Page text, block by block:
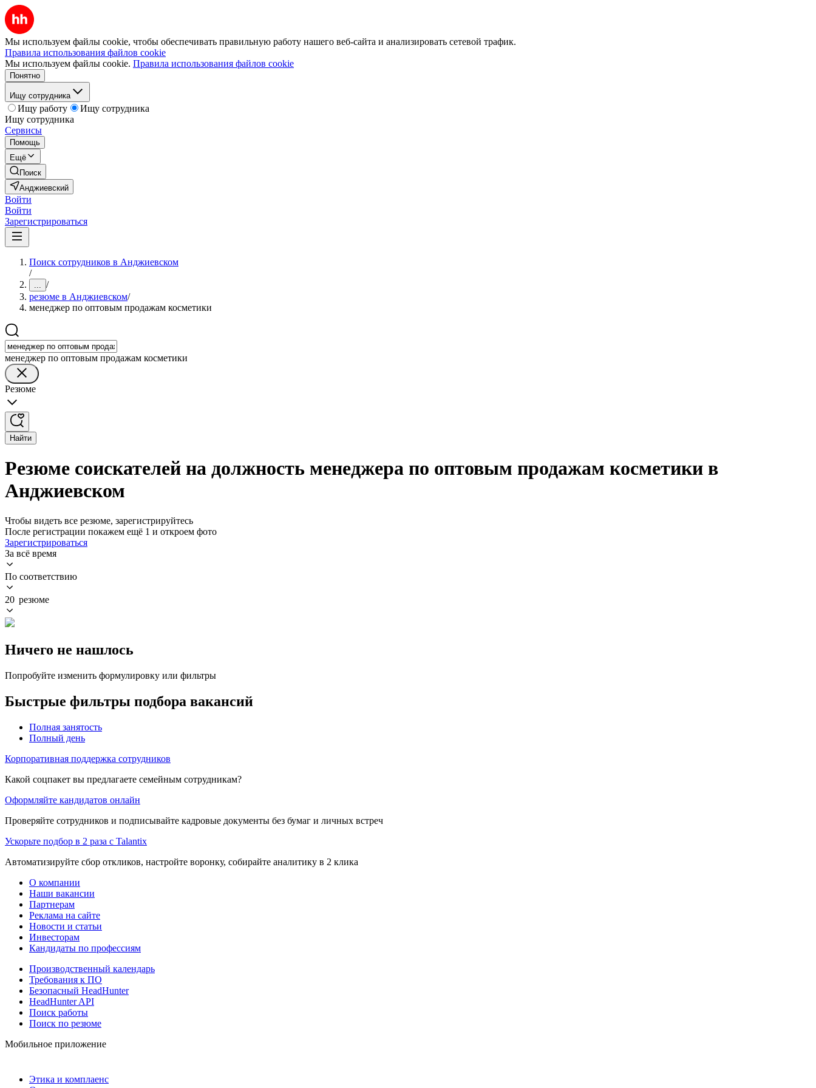
Мы используем файлы cookie, чтобы обеспечивать правильную работу нашего веб-сайта и анализировать сетевой трафик.
Правила использования файлов cookie
Мы используем файлы cookie. Правила использования файлов cookie
Понятно
Ищу сотрудника
Ищу работу
Ищу сотрудника
Ищу сотрудника
Сервисы
Помощь
Ещё
Поиск
Анджиевский
Войти
Войти
Зарегистрироваться
Поиск сотрудников в Анджиевском
/
... /
резюме в Анджиевском/
менеджер по оптовым продажам косметики
менеджер по оптовым продажам косметики
Резюме
Найти
Резюме соискателей на должность менеджера по оптовым продажам косметики в
Анджиевском
Чтобы видеть все резюме, зарегистрируйтесь
После регистрации покажем ещё 1 и откроем фото
Зарегистрироваться
За всё время
По соответствию
20 резюме
Ничего не нашлось
Попробуйте изменить формулировку или фильтры
Быстрые фильтры подбора вакансий
Полная занятость
Полный день
Корпоративная поддержка сотрудников
Какой соцпакет вы предлагаете семейным сотрудникам?
Оформляйте кандидатов онлайн
Проверяйте сотрудников и подписывайте кадровые документы без бумаг и личных встреч
Ускорьте подбор в 2 раза с Talantix
Автоматизируйте сбор откликов, настройте воронку, собирайте аналитику в 2 клика
О компании
Наши вакансии
Партнерам
Реклама на сайте
Новости и статьи
Инвесторам
Кандидаты по профессиям
Производственный календарь
Требования к ПО
Безопасный HeadHunter
HeadHunter API
Поиск работы
Поиск по резюме
Мобильное приложение
Этика и комплаенс